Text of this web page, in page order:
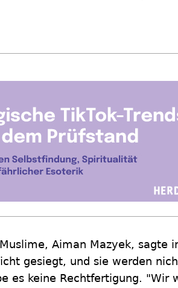
Aiman Mazyek, sagte
gesiegt, und sie werden
es keine Rechtfertigung. "Wir